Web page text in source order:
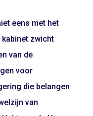
eens met het
kabinet zwicht
van de
voor
die belangen
van